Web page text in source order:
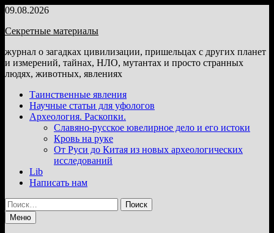
Перейти
содержимому
09.08.2026
Секретные материалы
журнал о загадках цивилизации, пришельцах с других планет
и измерений, тайнах, НЛО, мутантах и просто странных
людях, животных, явлениях
Таинственные явления
Научные статьи для уфологов
Археология. Раскопки.
Славяно-русское ювелирное дело и его истоки
Кровь на руке
От Руси до Китая из новых археологических
исследований
Lib
Написать нам
Найти:
Меню